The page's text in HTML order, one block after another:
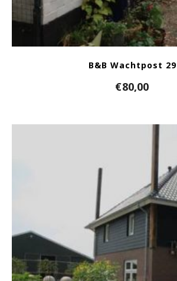
B&B Wachtpost 29
€80,00